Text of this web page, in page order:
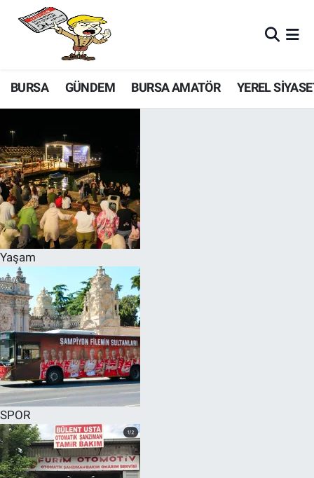
BURSA GÜNDEM BURSA AMATÖR YEREL
Yaşam
SPOR